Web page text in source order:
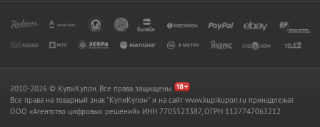
2010-2026 © КупиКупон. Все права защищены.
Все права на товарный знак "КупиКупон" и на сайт www.kupikupon.ru принадлежат
OOO «Агентство цифровых решений» ИНН 7705523387, ОГРН 1127747063212